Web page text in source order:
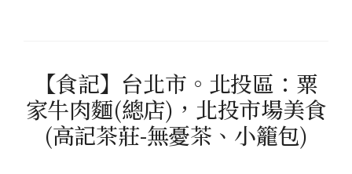
【食記】台北市。北投區：粟
家牛肉麵(總店)，北投市場美食
(高記茶莊-無憂茶、小籠包)